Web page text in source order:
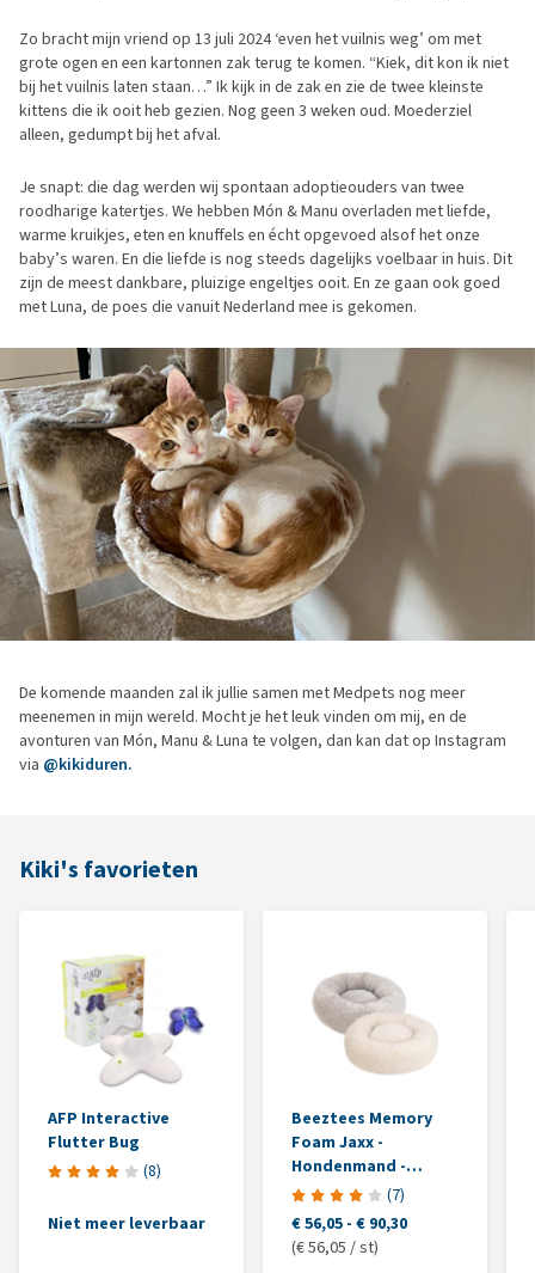
Zo bracht mijn vriend op 13 juli 2024 ‘even het vuilnis weg’ om met
grote ogen en een kartonnen zak terug te komen. “Kiek, dit kon ik niet
bij het vuilnis laten staan…” Ik kijk in de zak en zie de twee kleinste
kittens die ik ooit heb gezien. Nog geen 3 weken oud. Moederziel
alleen, gedumpt bij het afval.
Je snapt: die dag werden wij spontaan adoptieouders van twee
roodharige katertjes. We hebben Món & Manu overladen met liefde,
warme kruikjes, eten en knuffels en écht opgevoed alsof het onze
baby’s waren. En die liefde is nog steeds dagelijks voelbaar in huis. Dit
zijn de meest dankbare, pluizige engeltjes ooit. En ze gaan ook goed
met Luna, de poes die vanuit Nederland mee is gekomen.
De komende maanden zal ik jullie samen met Medpets nog meer
meenemen in mijn wereld. Mocht je het leuk vinden om mij, en de
avonturen van Món, Manu & Luna te volgen, dan kan dat op Instagram
via @kikiduren.
Kiki's favorieten
AFP Interactive
Flutter Bug
(8)
Niet meer leverbaar
Beeztees Memory
Foam Jaxx -
Hondenmand -
Pluche
(7)
€ 56,05 - € 90,30
(€ 56,05 / st)